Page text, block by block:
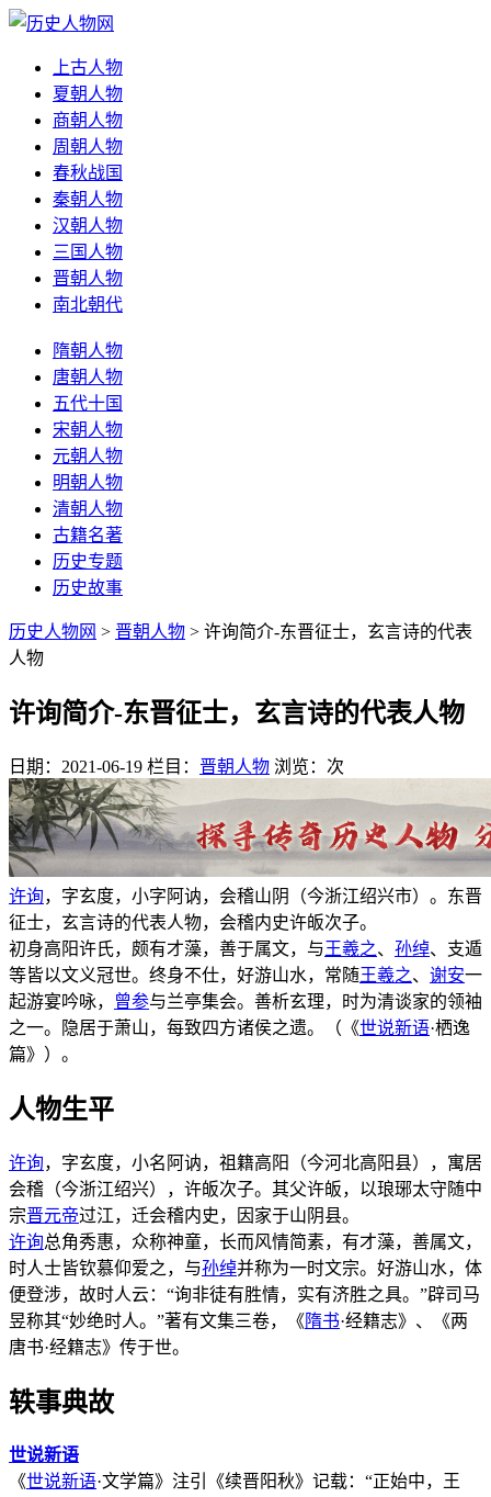
上古人物
夏朝人物
商朝人物
周朝人物
春秋战国
秦朝人物
汉朝人物
三国人物
晋朝人物
南北朝代
隋朝人物
唐朝人物
五代十国
宋朝人物
元朝人物
明朝人物
清朝人物
古籍名著
历史专题
历史故事
历史人物网 > 晋朝人物 > 许询简介-东晋征士，玄言诗的代表
人物
许询简介-东晋征士，玄言诗的代表人物
日期：2021-06-19 栏目： 晋朝人物 浏览： 次
许询，字玄度，小字阿讷，会稽山阴（今浙江绍兴市）。东晋
征士，玄言诗的代表人物，会稽内史许皈次子。
初身高阳许氏，颇有才藻，善于属文，与王羲之、 孙绰、支遁
等皆以文义冠世。终身不仕，好游山水，常随王羲之、 谢安一
起游宴吟咏，
曾参与兰亭集会。善析玄理，时为清谈家的领袖
之一。隐居于萧山，每致四方诸侯之遗。（《世说新语·栖逸
篇》）。
人物生平
许询，字玄度，小名阿讷，祖籍高阳（今河北高阳县），寓居
会稽（今浙江绍兴），许皈次子。其父许皈，以琅琊太守随中
宗晋元帝过江，迁会稽内史，因家于山阴县。
许询总角秀惠，众称神童，长而风情简素，有才藻，善属文，
时人士皆钦慕仰爱之，与孙绰并称为一时文宗。好游山水，体
便登涉，故时人云：“询非徒有胜情，实有济胜之具。”辟司马
昱称其“妙绝时人。”著有文集三卷，《 隋书·经籍志》、《两
唐书·经籍志》传于世。
轶事典故
世说新语
《世说新语·文学篇》注引《续晋阳秋》记载：“正始中，王